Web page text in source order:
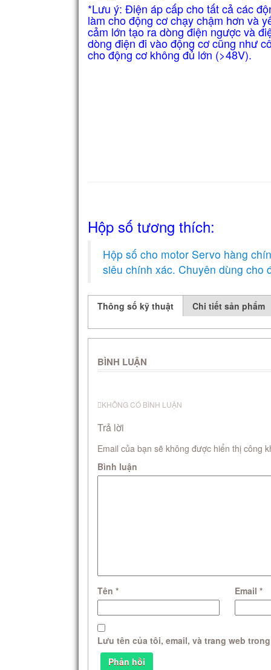
*Lưu ý: Điện áp cấp cho tất cả các
làm cho động cơ chạy chậm hơn và
cảm lớn tạo ra dòng điện ngược và
dòng điện đi vào động cơ cũng như
cho động cơ không đủ lớn (>48V).
Hộp số tương thích:
Hộp số cho motor Servo hàng
siêu chính xác. Chuyên dùng
Thông số kỹ thuật Chi tiết sản phẩm
BÌNH LUẬN
KHÔNG CÓ BÌNH LUẬN
Trả lời
Email của bạn sẽ không được hiển thị công
Bình luận
Tên * Email*
Lưu tên của tôi, email, và trang web